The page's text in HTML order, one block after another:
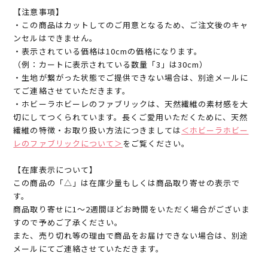
【注意事項】
・この商品はカットしてのご用意となるため、ご注文後のキャ
ンセルはできません。
・表示されている価格は10cmの価格になります。
（例：カートに表示されている数量「3」は30cm）
・生地が繋がった状態でご提供できない場合は、別途メールに
てご連絡させていただきます。
・ホビーラホビーレのファブリックは、天然繊維の素材感を大
切にしてつくられています。長くご愛用いただくために、天然
繊維の特徴・お取り扱い方法につきましては＜ホビーラホビー
レのファブリックについて＞ をご覧ください。
【在庫表示について】
この商品の「△」は在庫少量もしくは商品取り寄せの表示で
す。
商品取り寄せに1～2週間ほどお時間をいただく場合がございま
すので予めご了承ください。
また、売り切れ等の理由で商品をお届けできない場合は、別途
メールにてご連絡させていただきます。